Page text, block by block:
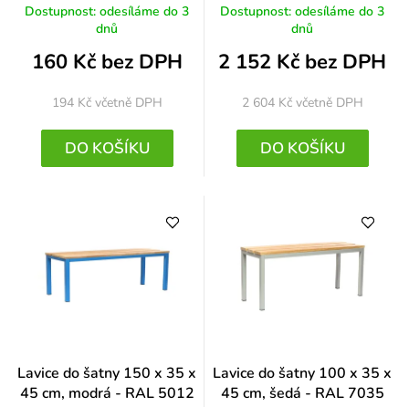
Dostupnost: odesíláme do 3
dnů
160 Kč bez DPH
194 Kč včetně DPH
DO KOŠÍKU
Dostupnost: odesíláme do 3
dnů
2 152 Kč bez DPH
2 604 Kč včetně DPH
DO KOŠÍKU
Lavice do šatny 150 x 35 x
45 cm, modrá - RAL 5012
Lavice do šatny 100 x 35 x
45 cm, šedá - RAL 7035